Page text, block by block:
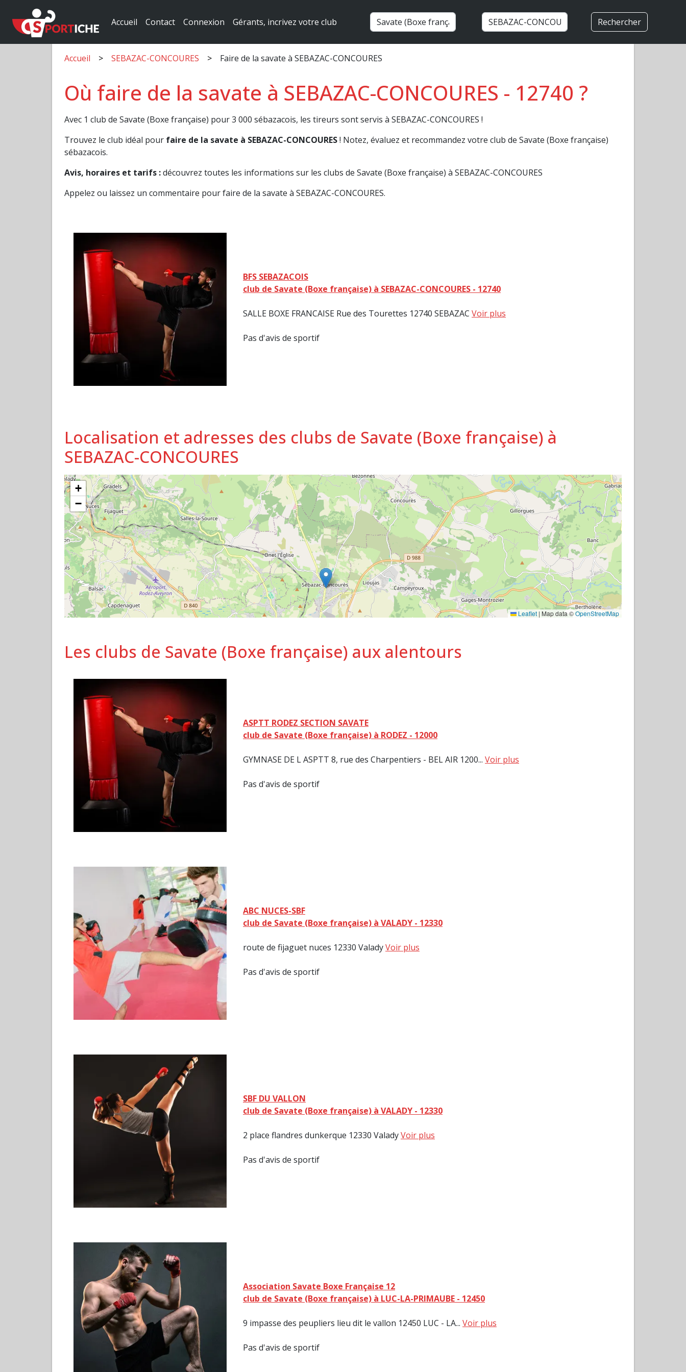
Accueil Contact Connexion Gérants, incrivez votre club Rechercher
Accueil SEBAZAC-CONCOURES Faire de la savate à SEBAZAC-CONCOURES
Où faire de la savate à SEBAZAC-CONCOURES - 12740 ?
Avec 1 club de Savate (Boxe française) pour 3 000 sébazacois, les tireurs sont servis à SEBAZAC-CONCOURES !
Trouvez le club idéal pour faire de la savate à SEBAZAC-CONCOURES! Notez, évaluez et recommandez votre club de Savate (Boxe française)
sébazacois.
Avis, horaires et tarifs :découvrez toutes les informations sur les clubs de Savate (Boxe française) à SEBAZAC-CONCOURES
Appelez ou laissez un commentaire pour faire de la savate à SEBAZAC-CONCOURES.
BFS SEBAZACOIS
club de Savate (Boxe française) à SEBAZAC-CONCOURES - 12740
SALLE BOXE FRANCAISE Rue des Tourettes 12740 SEBAZAC Voir plus
Pas d'avis de sportif
Localisation et adresses des clubs de Savate (Boxe française) à
SEBAZAC-CONCOURES
+
−
Leaflet | Map data ©OpenStreetMap
Les clubs de Savate (Boxe française) aux alentours
ASPTT RODEZ SECTION SAVATE
club de Savate (Boxe française) à RODEZ - 12000
GYMNASE DE L ASPTT 8, rue des Charpentiers - BEL AIR 1200... Voir plus
Pas d'avis de sportif
ABC NUCES-SBF
club de Savate (Boxe française) à VALADY - 12330
route de fijaguet nuces 12330 ValadyVoir plus
Pas d'avis de sportif
SBF DU VALLON
club de Savate (Boxe française) à VALADY - 12330
2 place flandres dunkerque 12330 ValadyVoir plus
Pas d'avis de sportif
Association Savate Boxe Française 12
club de Savate (Boxe française) à LUC-LA-PRIMAUBE - 12450
9 impasse des peupliers lieu dit le vallon 12450 LUC - LA... Voir plus
Pas d'avis de sportif